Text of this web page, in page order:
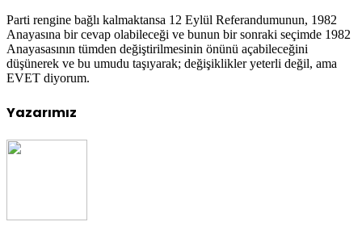
Parti rengine bağlı kalmaktansa 12 Eylül Referandumunun, 1982
Anayasına bir cevap olabileceği ve bunun bir sonraki seçimde 1982
Anayasasının tümden değiştirilmesinin önünü açabileceğini
düşünerek ve bu umudu taşıyarak; değişiklikler yeterli değil, ama
EVET diyorum.
Yazarımız